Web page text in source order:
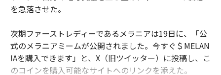
を急落させた。
次期ファーストレディーであるメラニアは19日に、「公
式のメラニアミームが公開されました。今すぐ＄MELAN
IAを購入できます」と、X（旧ツイッター）に投稿し、こ
のコインを購入可能なサイトへのリンクを添えた。